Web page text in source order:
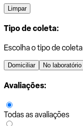
Limpar
Tipo de coleta:
Escolha o tipo de coleta
Domiciliar No laboratório
Avaliações:
Todas as avaliações